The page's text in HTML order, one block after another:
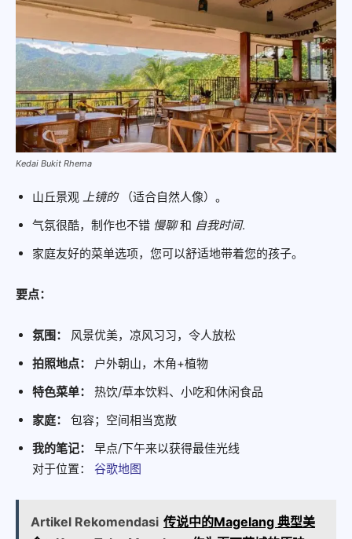
Kedai Bukit Rhema
山丘景观 上镜的（适合自然人像）。
气氛很酷，制作也不错 慢聊和 自我时间.
家庭友好的菜单选项，您可以舒适地带着您的孩子。
要点：
氛围：
风景优美，凉风习习，令人放松
拍照地点：
户外朝山，木角+植物
特色菜单：
热饮/草本饮料、小吃和休闲食品
家庭：
包容；空间相当宽敞
我的笔记：
早点/下午来以获得最佳光线
对于位置： 谷歌地图
Artikel Rekomendasi 传说中的Magelang 典型美